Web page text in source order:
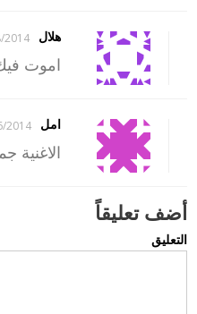
هلال 21:27
اموت
امل 16:32
الاغنية
أضف تعليقاً
التعليق